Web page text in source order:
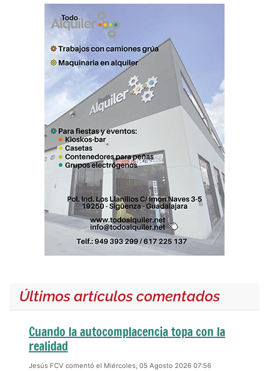
Últimos artículos comentados
Cuando la autocomplacencia topa con la
realidad
Jesús FCV comentó el Miércoles, 05 Agosto 2026 07:56